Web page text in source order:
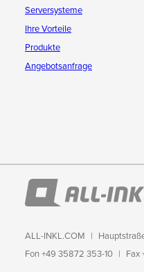
Serversysteme
Ihre Vorteile
Produkte
Angebotsanfrage
ALL-INKL.COM
Fon +49 35872 353-10
Fax